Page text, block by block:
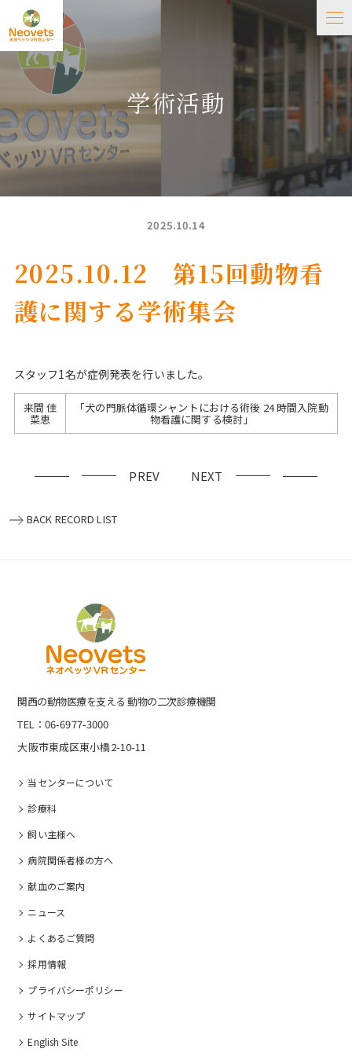
学術活動
2025.10.14
2025.10.12 第15回動物看
護に関する学術集会
スタッフ1名が症例発表を行いました。
来間 佳
菜恵
「犬の門脈体循環シャントにおける術後 24 時間入院動
物看護に関する検討」
PREV NEXT
BACK RECORD LIST
関⻄の動物医療を⽀える 動物の⼆次診療機関
TEL：06-6977-3000
大阪市東成区東小橋2-10-11
当センターについて
診療科
飼い主様へ
病院関係者様の⽅へ
献血のご案内
ニュース
よくあるご質問
採⽤情報
プライバシーポリシー
サイトマップ
English Site